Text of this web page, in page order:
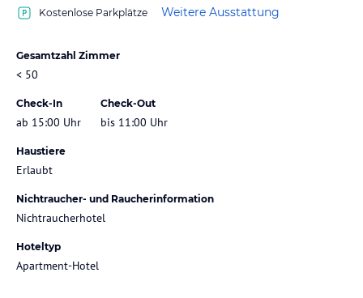
Kostenlose Parkplätze Weitere Ausstattung
Gesamtzahl Zimmer
< 50
Check-In
ab 15:00 Uhr
Check-Out
bis 11:00 Uhr
Haustiere
Erlaubt
Nichtraucher- und Raucherinformation
Nichtraucherhotel
Hoteltyp
Apartment-Hotel